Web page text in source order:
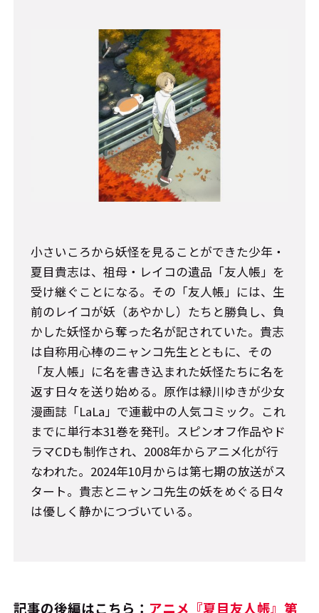
小さいころから妖怪を見ることができた少年・
夏目貴志は、祖母・レイコの遺品「友人帳」を
受け継ぐことになる。その「友人帳」には、生
前のレイコが妖（あやかし）たちと勝負し、負
かした妖怪から奪った名が記されていた。貴志
は自称用心棒のニャンコ先生とともに、その
「友人帳」に名を書き込まれた妖怪たちに名を
返す日々を送り始める。原作は緑川ゆきが少女
漫画誌「LaLa」で連載中の人気コミック。これ
までに単行本31巻を発刊。スピンオフ作品やド
ラマCDも制作され、2008年からアニメ化が行
なわれた。2024年10月からは第七期の放送がス
タート。貴志とニャンコ先生の妖をめぐる日々
は優しく静かにつづいている。
記事の後編はこちら： アニメ『夏目友人帳』第